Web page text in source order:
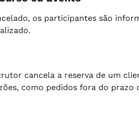
os participantes são
cancela a reserva de um
como pedidos fora do prazo